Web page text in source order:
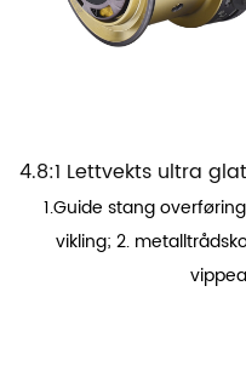
4.8:1 Lettvekts ultra
1.Guide stang
vikling; 2.